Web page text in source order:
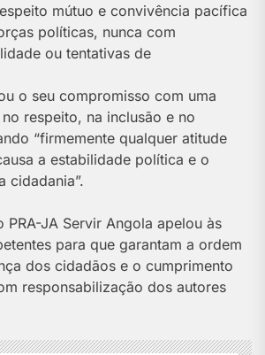
mútuo e convivência pacífica
políticas, nunca com
ou tentativas de
o seu compromisso com uma
respeito, na inclusão e no
“firmemente qualquer atitude
a estabilidade política e o
cidadania”.
PRA-JA Servir Angola apelou às
para que garantam a ordem
dos cidadãos e o cumprimento
responsabilização dos autores